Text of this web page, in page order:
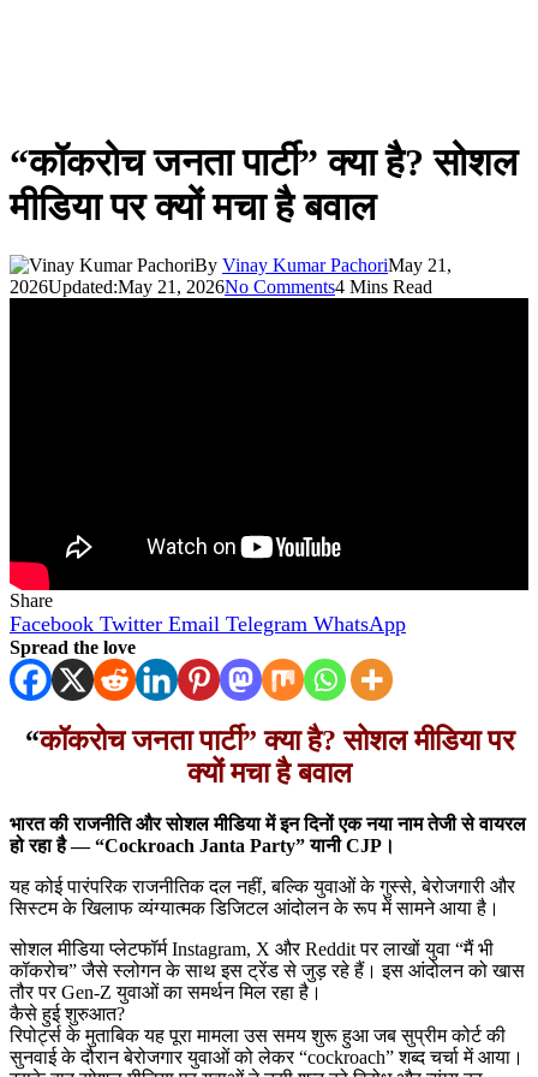
“कॉकरोच जनता पार्टी” क्या है? सोशल
मीडिया पर क्यों मचा है बवाल
By Vinay Kumar PachoriMay 21,
2026Updated:May 21, 2026No Comments4 Mins Read
Share
Facebook Twitter Email Telegram WhatsApp
Spread the love
“कॉकरोच जनता पार्टी” क्या है? सोशल मीडिया पर
क्यों मचा है बवाल
भारत की राजनीति और सोशल मीडिया में इन दिनों एक नया नाम तेजी से वायरल
हो रहा है — “Cockroach Janta Party” यानी CJP।
यह कोई पारंपरिक राजनीतिक दल नहीं, बल्कि युवाओं के गुस्से, बेरोजगारी और
सिस्टम के खिलाफ व्यंग्यात्मक डिजिटल आंदोलन के रूप में सामने आया है।
सोशल मीडिया प्लेटफॉर्म Instagram, X और Reddit पर लाखों युवा “मैं भी
कॉकरोच” जैसे स्लोगन के साथ इस ट्रेंड से जुड़ रहे हैं। इस आंदोलन को खास
तौर पर Gen-Z युवाओं का समर्थन मिल रहा है।
कैसे हुई शुरुआत?
रिपोर्ट्स के मुताबिक यह पूरा मामला उस समय शुरू हुआ जब सुप्रीम कोर्ट की
सुनवाई के दौरान बेरोजगार युवाओं को लेकर “cockroach” शब्द चर्चा में आया।